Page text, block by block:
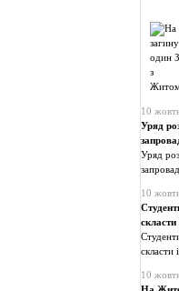
10
Уряд
Уряд
10
скласти
скласти
10